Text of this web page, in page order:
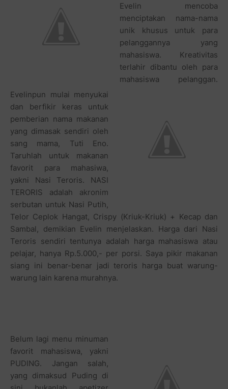
Evelin mencoba
menciptakan nama-nama
unik khusus untuk para
pelanggannya yang
mahasiswa. Kreativitas
terlahir dibantu oleh para
mahasiswa pelanggan.
Evelinpun mulai menyukai
dan berfikir keras untuk
pemberian nama makanan
yang dimasak sendiri oleh
sang mama, Tuti Eno.
Taruhlah untuk makanan
favorit para mahasiwa,
yakni Nasi Teroris. NASI
TERORIS adalah akronim
serbutan untuk Nasi Putih,
Telor Ceplok Hangat, Crispy (Kriuk-Kriuk) + Kecap dan
Sambal, demikian Evelin menjelaskan. Harga dari Nasi
Teroris sendiri tentunya adalah harga mahasiswa atau
pelajar, hanya Rp.5.000,- per porsi. Saya pikir makanan
siang ini benar-benar jadi teroris harga buat warung-
warung lain karena murahnya.
Belum lagi menu minuman
favorit mahasiswa, yakni
PUDING. Jangan salah,
yang dimaksud Puding di